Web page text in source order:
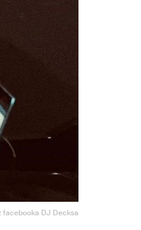
facebooka DJ Decksa